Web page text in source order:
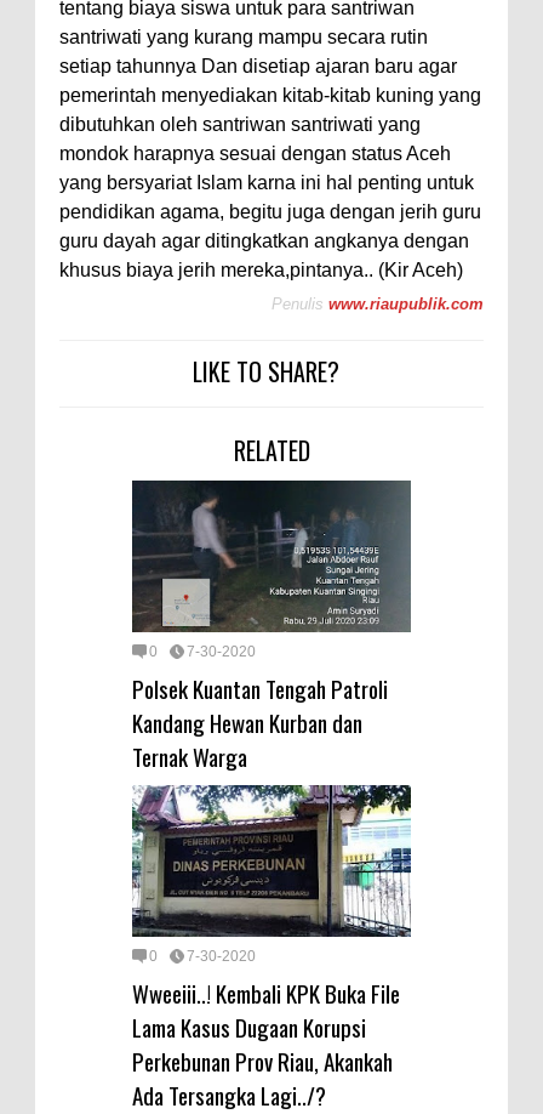
tentang biaya siswa untuk para santriwan
santriwati yang kurang mampu secara rutin
setiap tahunnya Dan disetiap ajaran baru agar
pemerintah menyediakan kitab-kitab kuning yang
dibutuhkan oleh santriwan santriwati yang
mondok harapnya sesuai dengan status Aceh
yang bersyariat Islam karna ini hal penting untuk
pendidikan agama, begitu juga dengan jerih guru
guru dayah agar ditingkatkan angkanya dengan
khusus biaya jerih mereka,pintanya.. (Kir Aceh)
Penulis www.riaupublik.com
LIKE TO SHARE?
RELATED
0 7-30-2020
Polsek Kuantan Tengah Patroli
Kandang Hewan Kurban dan
Ternak Warga
0 7-30-2020
Wweeiii..! Kembali KPK Buka File
Lama Kasus Dugaan Korupsi
Perkebunan Prov Riau, Akankah
Ada Tersangka Lagi../?